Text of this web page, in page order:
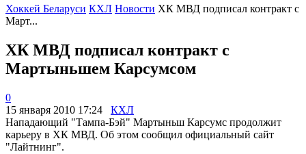
Хоккей Беларуси КХЛ Новости ХК МВД подписал контракт с
Март...
ХК МВД подписал контракт с
Мартыньшем Карсумсом
0
15 января 2010 17:24
КХЛ
Нападающий "Тампа-Бэй" Мартыньш Карсумс продолжит
карьеру в ХК МВД. Об этом сообщил официальный сайт
"Лайтнинг".